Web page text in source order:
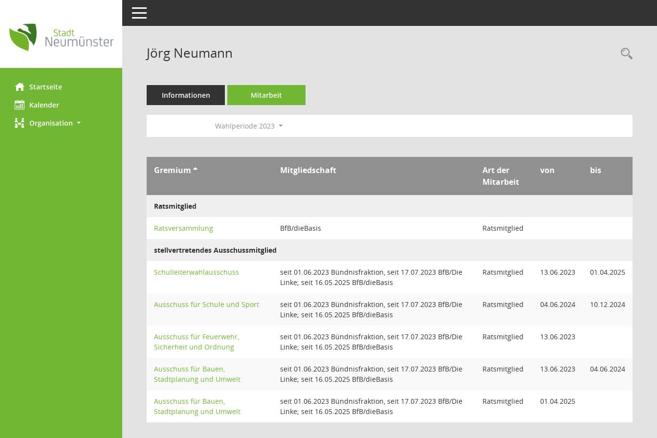
Startseite
Kalender
Organisation
Toggle navigation
Jörg Neumann
Informationen Mitarbeit
Wahlperiode 2023
Gremium Mitgliedschaft
Art der
Mitarbeit
von bis
Ratsmitglied
Ratsversammlung BfB/dieBasis Ratsmitglied
stellvertretendes Ausschussmitglied
Schulleiterwahlausschuss
seit 01.06.2023 Bündnisfraktion, seit 17.07.2023 BfB/Die
Linke; seit 16.05.2025 BfB/dieBasis
Ratsmitglied 13.06.2023 01.04.2025
Ausschuss für Schule und Sport
seit 01.06.2023 Bündnisfraktion, seit 17.07.2023 BfB/Die
Linke; seit 16.05.2025 BfB/dieBasis
Ratsmitglied 04.06.2024 10.12.2024
Ausschuss für Feuerwehr,
Sicherheit und Ordnung
seit 01.06.2023 Bündnisfraktion, seit 17.07.2023 BfB/Die
Linke; seit 16.05.2025 BfB/dieBasis
Ratsmitglied 13.06.2023
Ausschuss für Bauen,
Stadtplanung und Umwelt
seit 01.06.2023 Bündnisfraktion, seit 17.07.2023 BfB/Die
Linke; seit 16.05.2025 BfB/dieBasis
Ratsmitglied 13.06.2023 04.06.2024
Ausschuss für Bauen,
Stadtplanung und Umwelt
seit 01.06.2023 Bündnisfraktion, seit 17.07.2023 BfB/Die
Linke; seit 16.05.2025 BfB/dieBasis
Ratsmitglied 01.04.2025